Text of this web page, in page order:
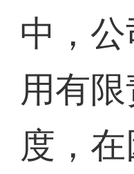
中，
用有
度，